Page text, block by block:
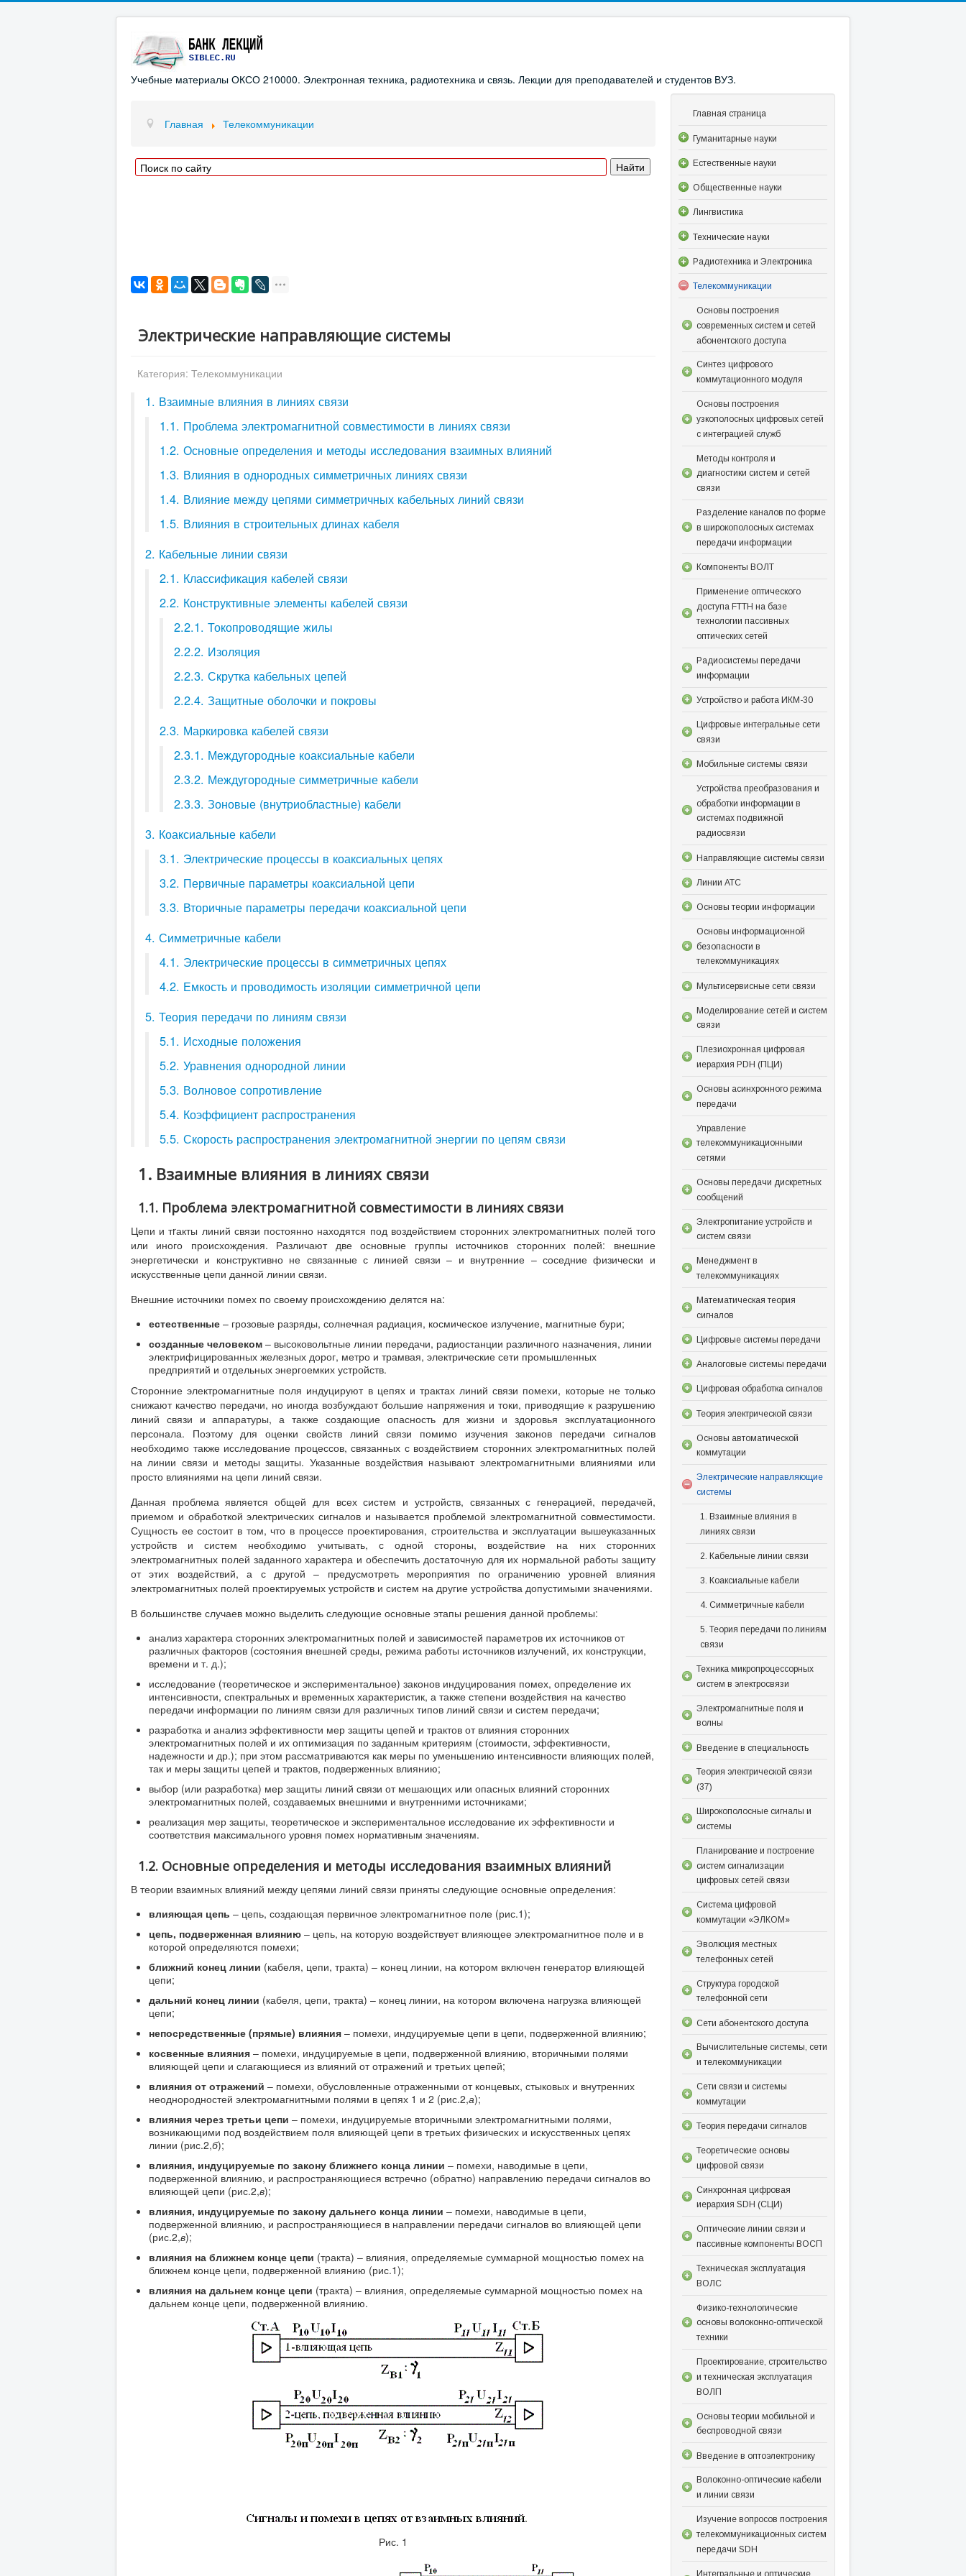
Учебные материалы ОКСО 210000. Электронная техника, радиотехника и связь. Лекции для преподавателей и студентов ВУЗ.
Главная Телекоммуникации
Электрические направляющие системы
Категория: Телекоммуникации
1. Взаимные влияния в линиях связи
1.1. Проблема электромагнитной совместимости в линиях связи
1.2. Основные определения и методы исследования взаимных влияний
1.3. Влияния в однородных симметричных линиях связи
1.4. Влияние между цепями симметричных кабельных линий связи
1.5. Влияния в строительных длинах кабеля
2. Кабельные линии связи
2.1. Классификация кабелей связи
2.2. Конструктивные элементы кабелей связи
2.2.1. Токопроводящие жилы
2.2.2. Изоляция
2.2.3. Скрутка кабельных цепей
2.2.4. Защитные оболочки и покровы
2.3. Маркировка кабелей связи
2.3.1. Междугородные коаксиальные кабели
2.3.2. Междугородные симметричные кабели
2.3.3. Зоновые (внутриобластные) кабели
3. Коаксиальные кабели
3.1. Электрические процессы в коаксиальных цепях
3.2. Первичные параметры коаксиальной цепи
3.3. Вторичные параметры передачи коаксиальной цепи
4. Симметричные кабели
4.1. Электрические процессы в симметричных цепях
4.2. Емкость и проводимость изоляции симметричной цепи
5. Теория передачи по линиям связи
5.1. Исходные положения
5.2. Уравнения однородной линии
5.3. Волновое сопротивление
5.4. Коэффициент распространения
5.5. Скорость распространения электромагнитной энергии по цепям связи
1. Взаимные влияния в линиях связи
1.1. Проблема электромагнитной совместимости в линиях связи
Цепи и тrакты линий связи постоянно находятся под воздействием сторонних электромагнитных полей того
или иного происхождения. Различают две основные группы источников сторонних полей: внешние
энергетически и конструктивно не связанные с линией связи – и внутренние – соседние физически и
искусственные цепи данной линии связи.
Внешние источники помех по своему происхождению делятся на:
естественные – грозовые разряды, солнечная радиация, космическое излучение, магнитные бури;
созданные человеком – высоковольтные линии передачи, радиостанции различного назначения, линии
электрифицированных железных дорог, метро и трамвая, электрические сети промышленных
предприятий и отдельных энергоемких устройств.
Сторонние электромагнитные поля индуцируют в цепях и трактах линий связи помехи, которые не только
снижают качество передачи, но иногда возбуждают большие напряжения и токи, приводящие к разрушению
линий связи и аппаратуры, а также создающие опасность для жизни и здоровья эксплуатационного
персонала. Поэтому для оценки свойств линий связи помимо изучения законов передачи сигналов
необходимо также исследование процессов, связанных с воздействием сторонних электромагнитных полей
на линии связи и методы защиты. Указанные воздействия называют электромагнитными влияниями или
просто влияниями на цепи линий связи.
Данная проблема является общей для всех систем и устройств, связанных с генерацией, передачей,
приемом и обработкой электрических сигналов и называется проблемой электромагнитной совместимости.
Сущность ее состоит в том, что в процессе проектирования, строительства и эксплуатации вышеуказанных
устройств и систем необходимо учитывать, с одной стороны, воздействие на них сторонних
электромагнитных полей заданного характера и обеспечить достаточную для их нормальной работы защиту
от этих воздействий, а с другой – предусмотреть мероприятия по ограничению уровней влияния
электромагнитных полей проектируемых устройств и систем на другие устройства допустимыми значениями.
В большинстве случаев можно выделить следующие основные этапы решения данной проблемы:
анализ характера сторонних электромагнитных полей и зависимостей параметров их источников от
различных факторов (состояния внешней среды, режима работы источников излучений, их конструкции,
времени и т. д.);
исследование (теоретическое и экспериментальное) законов индуцирования помех, определение их
интенсивности, спектральных и временных характеристик, а также степени воздействия на качество
передачи информации по линиям связи для различных типов линий связи и систем передачи;
разработка и анализ эффективности мер защиты цепей и трактов от влияния сторонних
электромагнитных полей и их оптимизация по заданным критериям (стоимости, эффективности,
надежности и др.); при этом рассматриваются как меры по уменьшению интенсивности влияющих полей,
так и меры защиты цепей и трактов, подверженных влиянию;
выбор (или разработка) мер защиты линий связи от мешающих или опасных влияний сторонних
электромагнитных полей, создаваемых внешними и внутренними источниками;
реализация мер защиты, теоретическое и экспериментальное исследование их эффективности и
соответствия максимального уровня помех нормативным значениям.
1.2. Основные определения и методы исследования взаимных влияний
В теории взаимных влияний между цепями линий связи приняты следующие основные определения:
влияющая цепь – цепь, создающая первичное электромагнитное поле (рис.1);
цепь, подверженная влиянию – цепь, на которую воздействует влияющее электромагнитное поле и в
которой определяются помехи;
ближний конец линии (кабеля, цепи, тракта) – конец линии, на котором включен генератор влияющей
цепи;
дальний конец линии (кабеля, цепи, тракта) – конец линии, на котором включена нагрузка влияющей
цепи;
непосредственные (прямые) влияния – помехи, индуцируемые цепи в цепи, подверженной влиянию;
косвенные влияния – помехи, индуцируемые в цепи, подверженной влиянию, вторичными полями
влияющей цепи и слагающиеся из влияний от отражений и третьих цепей;
влияния от отражений – помехи, обусловленные отраженными от концевых, стыковых и внутренних
неоднородностей электромагнитными полями в цепях 1 и 2 (рис.2,а);
влияния через третьи цепи – помехи, индуцируемые вторичными электромагнитными полями,
возникающими под воздействием поля влияющей цепи в третьих физических и искусственных цепях
линии (рис.2,б);
влияния, индуцируемые по закону ближнего конца линии – помехи, наводимые в цепи,
подверженной влиянию, и распространяющиеся встречно (обратно) направлению передачи сигналов во
влияющей цепи (рис.2,в);
влияния, индуцируемые по закону дальнего конца линии – помехи, наводимые в цепи,
подверженной влиянию, и распространяющиеся в направлении передачи сигналов во влияющей цепи
(рис.2,в);
влияния на ближнем конце цепи (тракта) – влияния, определяемые суммарной мощностью помех на
ближнем конце цепи, подверженной влиянию (рис.1);
влияния на дальнем конце цепи (тракта) – влияния, определяемые суммарной мощностью помех на
дальнем конце цепи, подверженной влиянию.
Рис. 1
Главная страница
Гуманитарные науки
Естественные науки
Общественные науки
Лингвистика
Технические науки
Радиотехника и Электроника
Телекоммуникации
Основы построения
современных систем и сетей
абонентского доступа
Синтез цифрового
коммутационного модуля
Основы построения
узкополосных цифровых сетей
с интеграцией служб
Методы контроля и
диагностики систем и сетей
связи
Разделение каналов по форме
в широкополосных системах
передачи информации
Компоненты ВОЛТ
Применение оптического
доступа FTTH на базе
технологии пассивных
оптических сетей
Радиосистемы передачи
информации
Устройство и работа ИКМ-30
Цифровые интегральные сети
связи
Мобильные системы связи
Устройства преобразования и
обработки информации в
системах подвижной
радиосвязи
Направляющие системы связи
Линии АТС
Основы теории информации
Основы информационной
безопасности в
телекоммуникациях
Мультисервисные сети связи
Моделирование сетей и систем
связи
Плезиохронная цифровая
иерархия PDH (ПЦИ)
Основы асинхронного режима
передачи
Управление
телекоммуникационными
сетями
Основы передачи дискретных
сообщений
Электропитание устройств и
систем связи
Менеджмент в
телекоммуникациях
Математическая теория
сигналов
Цифровые системы передачи
Аналоговые системы передачи
Цифровая обработка сигналов
Теория электрической связи
Основы автоматической
коммутации
Электрические направляющие
системы
1. Взаимные влияния в
линиях связи
2. Кабельные линии связи
3. Коаксиальные кабели
4. Симметричные кабели
5. Теория передачи по линиям
связи
Техника микропроцессорных
систем в электросвязи
Электромагнитные поля и
волны
Введение в специальность
Теория электрической связи
(37)
Широкополосные сигналы и
системы
Планирование и построение
систем сигнализации
цифровых сетей связи
Система цифровой
коммутации «ЭЛКОМ»
Эволюция местных
телефонных сетей
Структура городской
телефонной сети
Сети абонентского доступа
Вычислительные системы, сети
и телекоммуникации
Сети связи и системы
коммутации
Теория передачи сигналов
Теоретические основы
цифровой связи
Синхронная цифровая
иерархия SDH (СЦИ)
Оптические линии связи и
пассивные компоненты ВОСП
Техническая эксплуатация
ВОЛС
Физико-технологические
основы волоконно-оптической
техники
Проектирование, строительство
и техническая эксплуатация
ВОЛП
Основы теории мобильной и
беспроводной связи
Введение в оптоэлектронику
Волоконно-оптические кабели
и линии связи
Изучение вопросов построения
телекоммуникационных систем
передачи SDH
Интегральные и оптические